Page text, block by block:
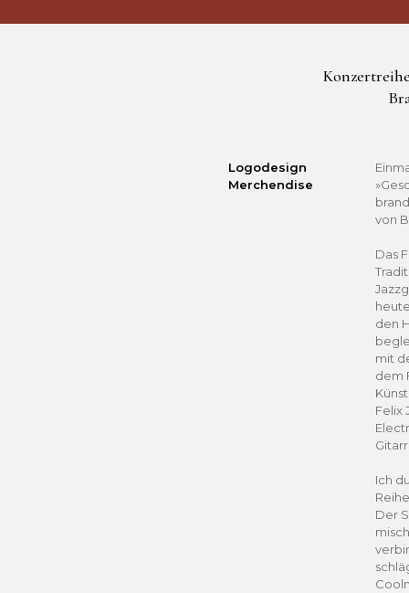
Logodesign
Merchendise
von
Das
den
mit
dem
Felix
Ich
Der